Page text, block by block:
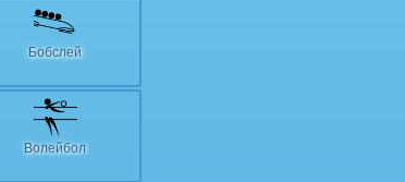
Бобслей
Волейбол